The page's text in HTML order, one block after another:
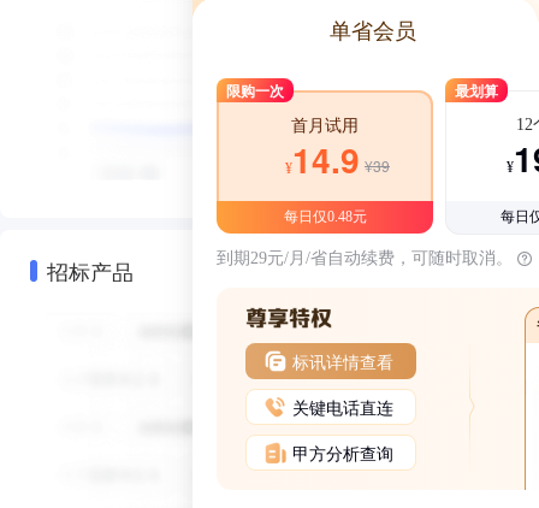
招标产品
单省会员
限购一次
首月试用
¥14.9 ¥39
每日仅0.48元
最划算
12
¥
每日
到期29元/月/省自动续费，可随时取消。
标讯详情查看
关键电话直连
甲方分析查询